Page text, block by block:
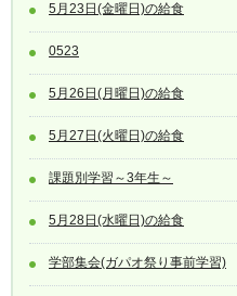
5月23日(金曜日)の給食
0523
5月26日(月曜日)の給食
5月27日(火曜日)の給食
課題別学習～3年生～
5月28日(水曜日)の給食
学部集会(ガパオ祭り事前学習)